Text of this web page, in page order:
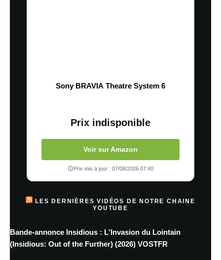
Sony BRAVIA Theatre System 6
Prix indisponible
Voir sur Amazon
Prix mis à jour : 07/08/2026 07:40
LES DERNIÈRES VIDÉOS DE NOTRE CHAINE
YOUTUBE
Bande-annonce Insidious : L'Invasion du Lointain
(Insidious: Out of the Further) (2026) VOSTFR